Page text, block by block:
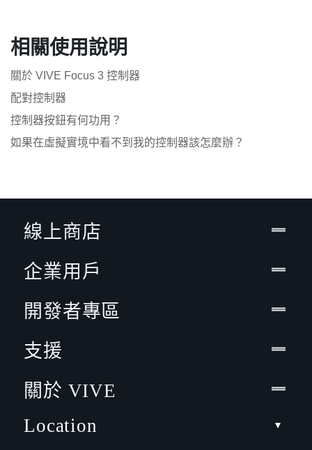
相關使用說明
關於 VIVE Focus 3 控制器
配對控制器
控制器按鈕有何功用？
如果在虛擬實境中看不到我的控制器該怎麼辦？
線上商店
企業用戶
開發者專區
支援
關於 VIVE
Location